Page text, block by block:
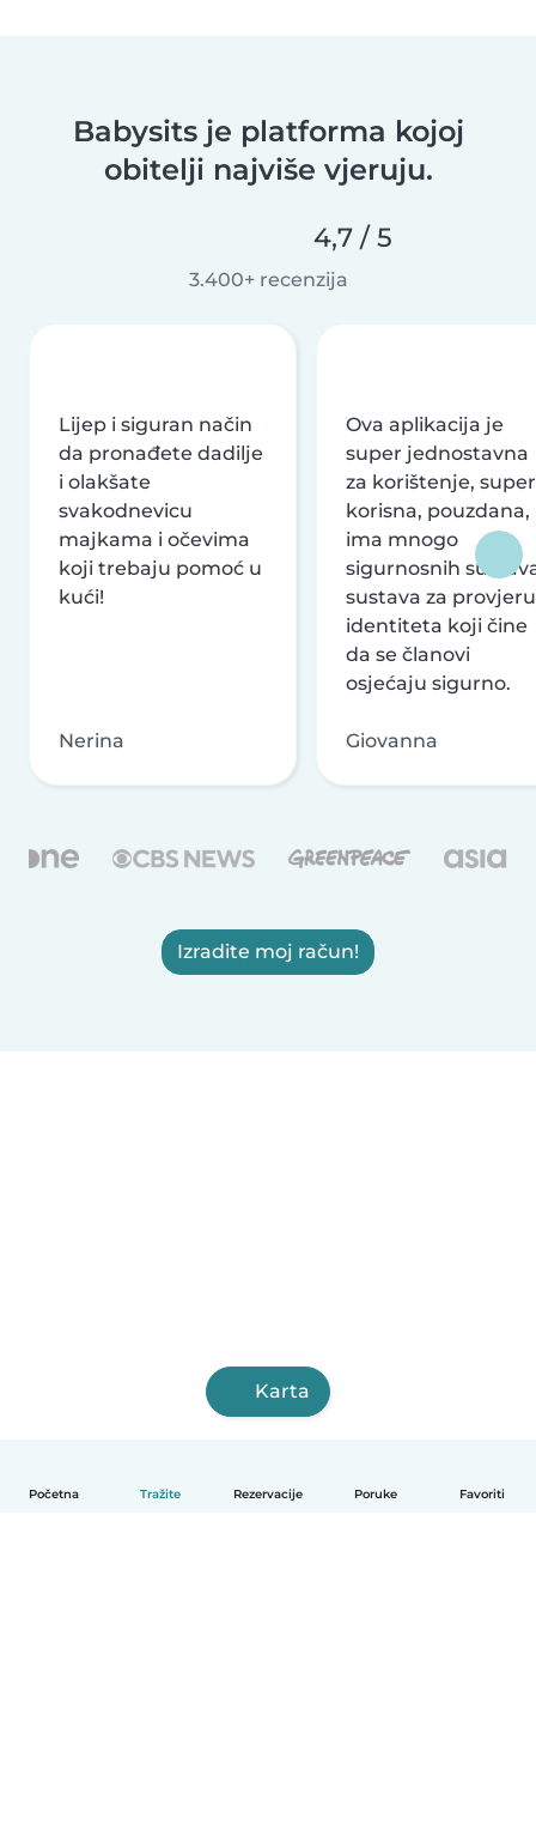
Početna Tražite Rezervacije Poruke Favoriti
Babysits je platforma kojoj
obitelji najviše vjeruju.
4,7 / 5
3.400+ recenzija
Lijep i siguran način
da pronađete dadilje
i olakšate
svakodnevicu
majkama i očevima
koji trebaju pomoć u
kući!
Nerina
Ova aplikacija je
super jednostavna
za korištenje, super
korisna, pouzdana,
ima mnogo
sigurnosnih
sustava za provjeru
identiteta koji čine
da se članovi
osjećaju sigurno.
Giovanna
Izradite moj račun!
Karta